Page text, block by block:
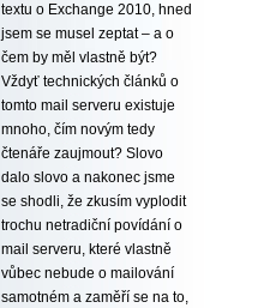
textu o Exchange 2010, hned
jsem se musel zeptat – a o
čem by měl vlastně být?
Vždyť technických článků o
tomto mail serveru existuje
mnoho, čím novým tedy
čtenáře zaujmout? Slovo
dalo slovo a nakonec jsme
se shodli, že zkusím vyplodit
trochu netradiční povídání o
mail serveru, které vlastně
vůbec nebude o mailování
samotném a zaměří se na to,